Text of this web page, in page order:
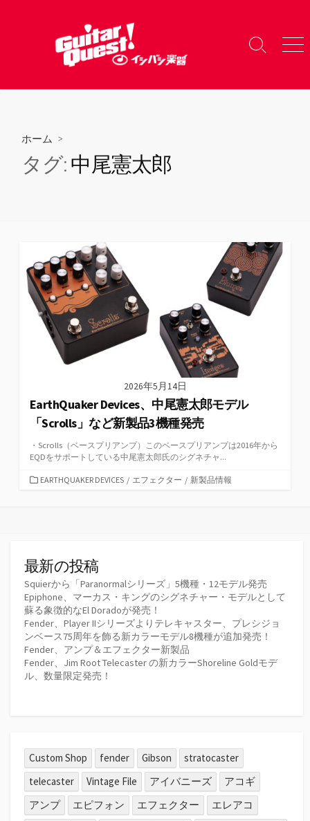
へ
検
り
メ
ー
ホーム >
タグ:中尾憲太郎
2026年5月14日
EarthQuaker Devices、中尾憲太郎モデル
「Scrolls」など新製品3機種発売
・Scrolls（ベースプリアンプ）このベースプリアンプは2016年から
EQDをサポートしている中尾憲太郎氏のシグネチャ...
カEARTHQUAKER DEVICES / エフェクター / 新製品情報
最新の投稿
Squierから「Paranormalシリーズ」5機種・12モデル発売
Epiphone、マーカス・キングのシグネチャー・モデルとして
蘇る象徴的なEl Doradoが発売！
Fender、Player IIシリーズよりテレキャスター、プレシジョ
ンベース75周年を飾る新カラーモデル8機種が追加発売！
Fender、アンプ＆エフェクター新製品
Fender、Jim Root Telecaster の新カラーShoreline Goldモデ
ル、数量限定発売！
Custom Shop fender Gibson
stratocaster
telecaster
Vintage File アイバニーズ
アコギ
アンプ
エピフォン エフェクター
エレアコ